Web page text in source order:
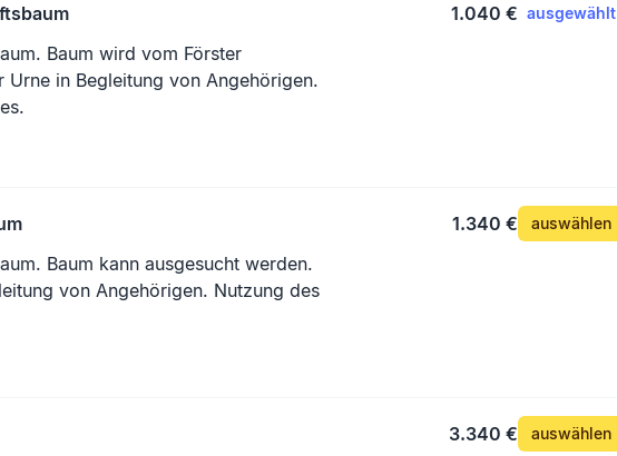
1.040 € ausgewählt
Baum wird vom Förster
1.340 € auswählen
Baum kann ausgesucht werden.
von Angehörigen. Nutzung des
3.340 € auswählen